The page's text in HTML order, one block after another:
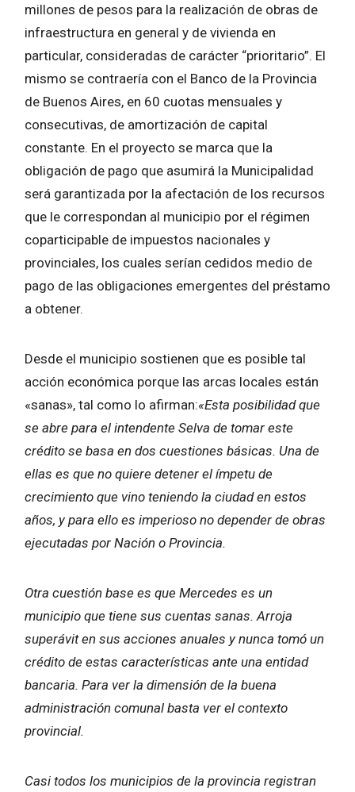
millones de pesos para la realización de obras de
infraestructura en general y de vivienda en
particular, consideradas de carácter “prioritario”. El
mismo se contraería con el Banco de la Provincia
de Buenos Aires, en 60 cuotas mensuales y
consecutivas, de amortización de capital
constante. En el proyecto se marca que la
obligación de pago que asumirá la Municipalidad
será garantizada por la afectación de los recursos
que le correspondan al municipio por el régimen
coparticipable de impuestos nacionales y
provinciales, los cuales serían cedidos medio de
pago de las obligaciones emergentes del préstamo
a obtener.
Desde el municipio sostienen que es posible tal
acción económica porque las arcas locales están
«sanas», tal como lo afirman:«Esta posibilidad que
se abre para el intendente Selva de tomar este
crédito se basa en dos cuestiones básicas. Una de
ellas es que no quiere detener el ímpetu de
crecimiento que vino teniendo la ciudad en estos
años, y para ello es imperioso no depender de obras
ejecutadas por Nación o Provincia.
Otra cuestión base es que Mercedes es un
municipio que tiene sus cuentas sanas. Arroja
superávit en sus acciones anuales y nunca tomó un
crédito de estas características ante una entidad
bancaria. Para ver la dimensión de la buena
administración comunal basta ver el contexto
provincial.
Casi todos los municipios de la provincia registran